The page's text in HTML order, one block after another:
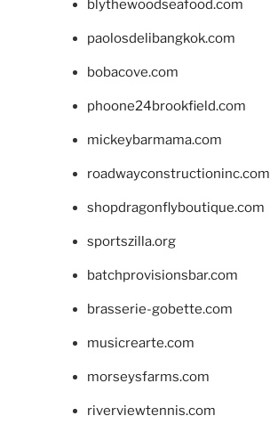
blythewoodseafood.com
paolosdelibangkok.com
bobacove.com
phoone24brookfield.com
mickeybarmama.com
roadwayconstructioninc.com
shopdragonflyboutique.com
sportszilla.org
batchprovisionsbar.com
brasserie-gobette.com
musicrearte.com
morseysfarms.com
riverviewtennis.com